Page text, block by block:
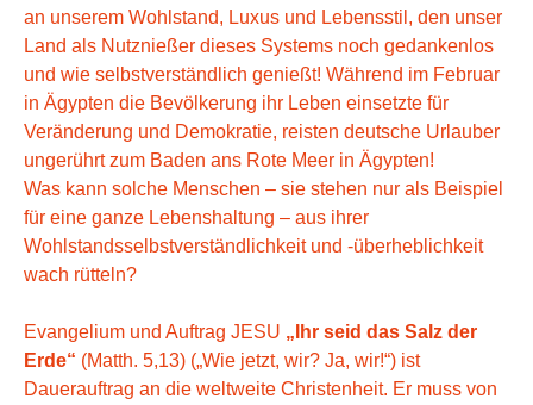
an unserem Wohlstand, Luxus und Lebensstil, den unser
Land als Nutznießer dieses Systems noch gedankenlos
und wie selbstverständlich genießt! Während im Februar
in Ägypten die Bevölkerung ihr Leben einsetzte für
Veränderung und Demokratie, reisten deutsche Urlauber
ungerührt zum Baden ans Rote Meer in Ägypten!
Was kann solche Menschen – sie stehen nur als Beispiel
für eine ganze Lebenshaltung – aus ihrer
Wohlstandsselbstverständlichkeit und -überheblichkeit
wach rütteln?
Evangelium und Auftrag JESU „Ihr seid das Salz der
Erde“ (Matth. 5,13) („Wie jetzt, wir? Ja, wir!“) ist
Dauerauftrag an die weltweite Christenheit. Er muss von